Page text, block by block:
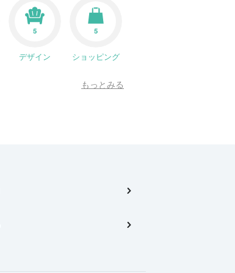
5
デザイン
5
ショッピング
もっとみる